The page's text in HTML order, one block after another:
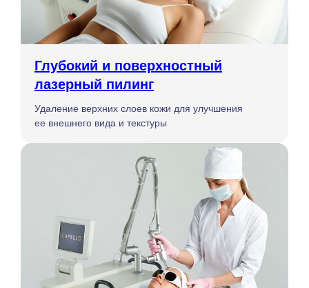
Глубокий и поверхностный
лазерный пилинг
Удаление верхних слоев кожи для улучшения
ее внешнего вида и текстуры